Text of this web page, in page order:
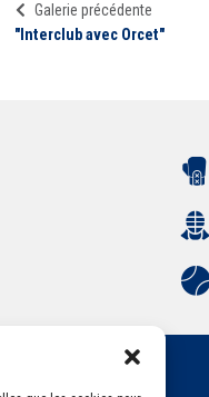
Galerie précédente
"Interclub avec Orcet"